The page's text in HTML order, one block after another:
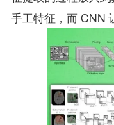
手工特征，而 CNN